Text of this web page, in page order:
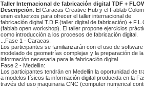
Taller Internacional de fabricación digital TDF +
Descripción: El Caracas Creative Hub y el Fablab
unen esfuerzos para ofrecer el taller internacional de
fabricación digital T.D.F.(taller digital de fabricación) +
(fablab open workshop). El taller propone ejercicios
como introducción a los procesos de fabricación digital.
...Fase 1 - Caracas:
Los participantes se familiarizarán con el uso de software
modelado de geometrías complejas y la preparación de la
información necesaria para la fabricación digital.
Fase 2 - Medellín:
Los participantes tendrán en Medellín la oportunidad de
a modelos físicos la información digital producida en la
través del uso maquinaria CNC (computer numerical